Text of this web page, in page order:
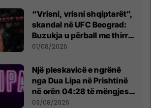
“Vrisni, vrisni shqiptarët”,
skandal në UFC Beograd:
Buzukja u përball me thirrje
anti-shqiptare nga
01/08/2026
Një pleskavicë e ngrënë
nga Dua Lipa në Prishtinë
në orën 04:28 të mëngjesit
- dhe bota digjitale serbe
03/08/2026